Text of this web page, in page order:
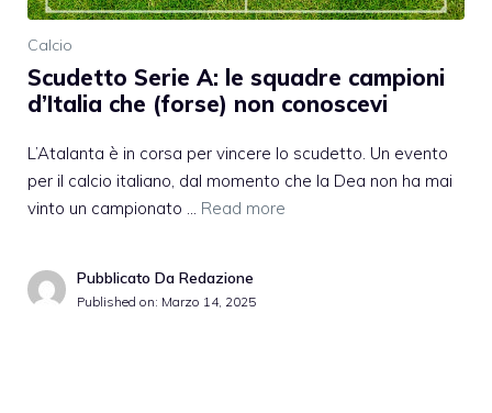
Calcio
Scudetto Serie A: le squadre campioni
d’Italia che (forse) non conoscevi
L’Atalanta è in corsa per vincere lo scudetto. Un evento
per il calcio italiano, dal momento che la Dea non ha mai
vinto un campionato … Read more
Pubblicato Da Redazione
Published on: Marzo 14, 2025